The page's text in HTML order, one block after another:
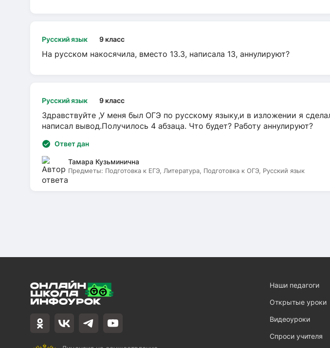
Русский язык 9 класс
На русском накосячила, вместо 13.3, написала 13, аннулируют?
Русский язык 9 класс
Здравствуйте ,У меня был ОГЭ по русскому языку,и в изложении я
написал вывод.Получилось 4 абзаца. Что будет? Работу аннулируют?
Ответ дан
Тамара Кузьминична
Предметы: Подготовка к ЕГЭ, Литература, Подготовка к ОГЭ, Русский язык
Наши педагоги
Открытые уроки
Видеоуроки
Спроси учителя